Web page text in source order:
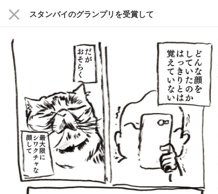
close スタンバイのグランプリを受賞して